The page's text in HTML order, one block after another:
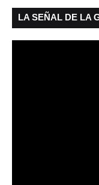
LA SEÑAL DE LA